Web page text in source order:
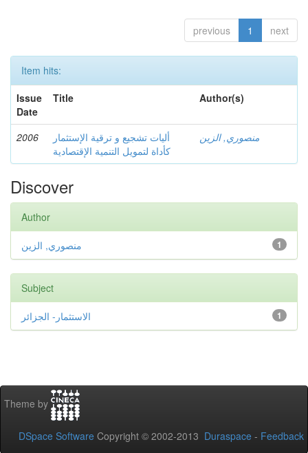
previous 1 next
Item hits:
Issue
Date
Title Author(s)
2006
أليات تشجيع و ترقية الإستثمار
كأداة لتمويل التنمية الإقتصادية
منصوري, الزين
Discover
Author
1 منصوري, الزين
Subject
1 الاستثمار- الجزائر
Theme by
DSpace Software Copyright © 2002-2013 Duraspace - Feedback